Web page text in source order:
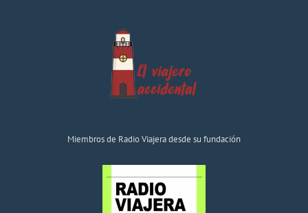
Miembros de Radio Viajera desde su fundación